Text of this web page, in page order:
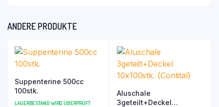
ANDERE PRODUKTE
Suppenterine 500cc
100stk.
LAGERBESTAND WIRD ÜBERPRÜFT
Aluschale
3geteilt+Deckel